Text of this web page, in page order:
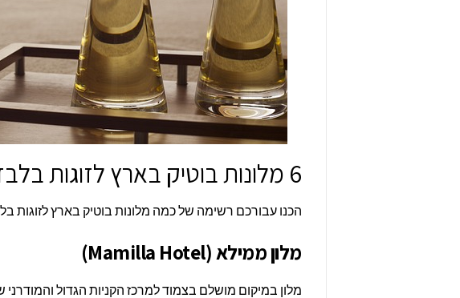
6 מלונות בוטיק בארץ לזוגות בלבד
הכנו עבורכם רשימה של כמה מלונות בוטיק בארץ לזוגות
מלון ממילא (Mamilla Hotel)
מלון במיקום מושלם בצמוד למרכז הקניות הגדול